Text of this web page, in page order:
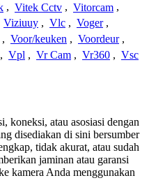
, Vitek Cctv , Vitorcam ,
Viziuuy , Vlc , Voger ,
, Voor/keuken , Voordeur ,
, Vpl , Vr Cam , Vr360 , Vsc
koneksi, atau asosiasi dengan
disediakan di sini bersumber
tidak akurat, atau sudah
jaminan atau garansi
kamera Anda menggunakan